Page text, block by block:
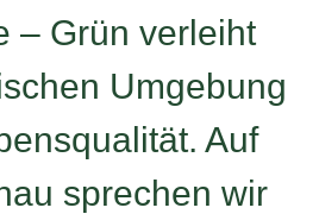
– Grün verleiht
Umgebung
Auf
sprechen wir